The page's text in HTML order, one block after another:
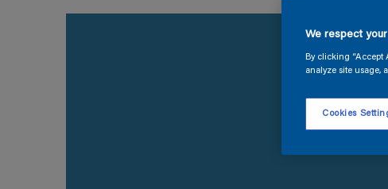
We respect
By clicking “Accept
analyze site usage,
Cookies